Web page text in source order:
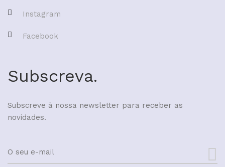
Instagram
Facebook
Subscreva.
Subscreve à nossa newsletter para receber as
novidades.